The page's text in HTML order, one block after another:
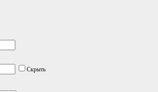
Скрыть